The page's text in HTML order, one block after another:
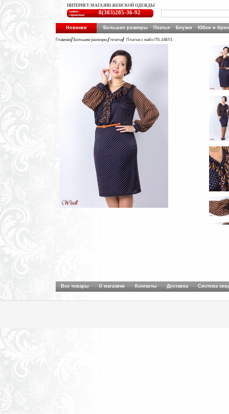
ИНТЕРНЕТ-МАГАЗИН ЖЕНСКОЙ ОДЕЖДЫ
единая
справочная
8(383)285-36-92
Новинки Большие размеры Платья Блузки Юбки и
Главная Большие размеры платья Платье с жабо П5-1487/1
Все товары О магазине Контакты Доставка Система